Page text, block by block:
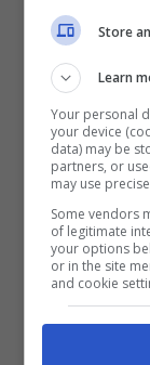
Ascoli
nel
Store
Learn
Your personal
your device
data) may be
partners, or
may use
Some vendors
of legitimate
your options
or in the site
and cookie